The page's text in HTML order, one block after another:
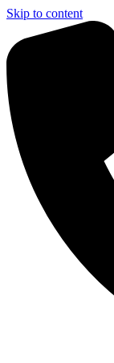
Skip to content